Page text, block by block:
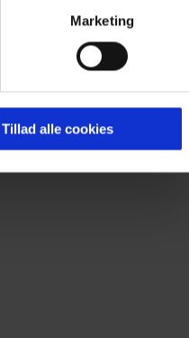
indhold til dig.
i forbindelse med
Marketing
Tillad alle cookies